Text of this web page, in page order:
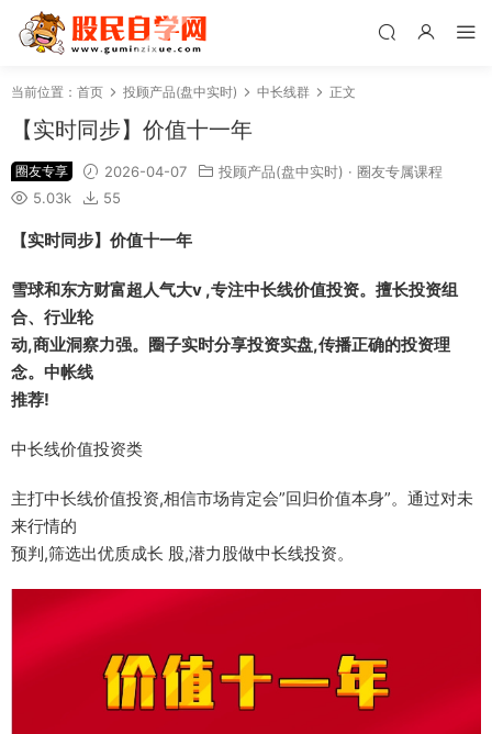
当前位置： 首页 投顾产品(盘中实时) 中长线群 正文
【实时同步】价值十一年
圈友专享 2026-04-07 投顾产品(盘中实时) · 圈友专属课程
5.03k
55
【实时同步】价值十一年
雪球和东方财富超人气大v ,专注中长线价值投资。擅长投资组
合、行业轮
动,商业洞察力强。圈子实时分享投资实盘,传播正确的投资理
念。中帐线
推荐!
中长线价值投资类
主打中长线价值投资,相信市场肯定会”回归价值本身”。通过对未
来行情的
预判,筛选出优质成长 股,潜力股做中长线投资。